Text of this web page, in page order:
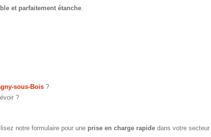
et parfaitement étanche
sous-Bois ?
?
notre formulaire pour une prise en charge rapide dans votre secteur.